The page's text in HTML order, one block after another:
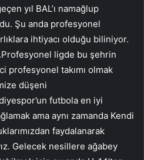
yıl BAL’ı namağlup
Şu anda profesyonel
ihtiyacı olduğu biliniyor.
ligde bu şehrin
profesyonel takımı olmak
düşeni
futbola en iyi
ama aynı zamanda Kendi
faydalanarak
Gelecek nesillere ağabey